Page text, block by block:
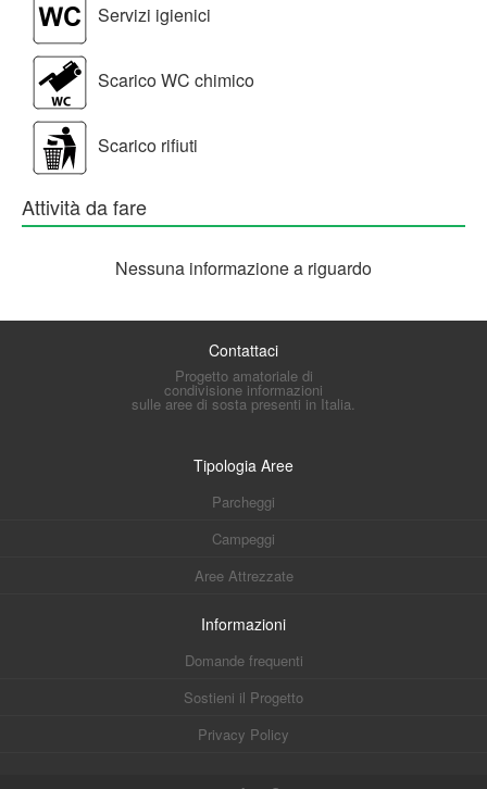
Servizi igienici
Scarico WC chimico
Scarico rifiuti
Attività da fare
Nessuna informazione a riguardo
Contattaci
Progetto amatoriale di
condivisione informazioni
sulle aree di sosta presenti in Italia.
Tipologia Aree
Parcheggi
Campeggi
Aree Attrezzate
Informazioni
Domande frequenti
Sostieni il Progetto
Privacy Policy